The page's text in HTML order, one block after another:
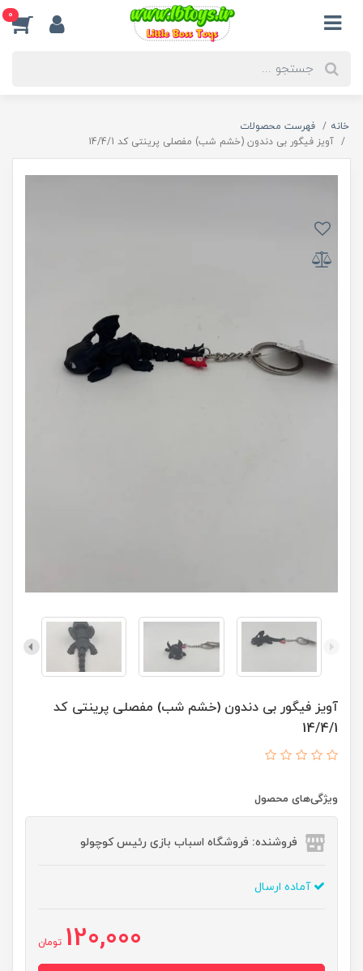
0
خانه
فهرست محصولات
آویز فیگور بی دندون (خشم شب) مفصلی پرینتی کد 14/4/1
آویز فیگور بی دندون (خشم شب) مفصلی پرینتی کد
14/4/1
ویژگی‌های محصول
فروشنده: فروشگاه اسباب بازی رئیس کوچولو
آماده ارسال
120,000 تومان